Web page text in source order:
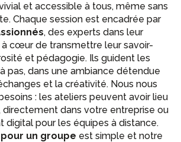
et accessible à tous, même sans
Chaque session est encadrée par
, des experts dans leur
cœur de transmettre leur savoir-
et pédagogie. Ils guident les
pas, dans une ambiance détendue
et la créativité. Nous nous
: les ateliers peuvent avoir lieu
directement dans votre entreprise ou
digital pour les équipes à distance.
un groupe est simple et notre